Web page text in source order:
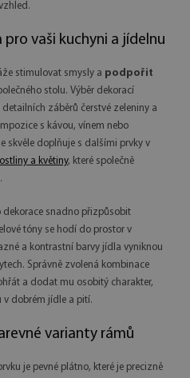
vaši kuchyni a jídelnu
stimulovat smysly a podpořit
stolu. Výběr dekorací
záběrů čerstvé zeleniny a
s kávou, vínem nebo
skvěle doplňuje s dalšími prvky v
a květiny, které společně
dekorace snadno přizpůsobit
tóny se hodí do prostor v
a kontrastní barvy jídla vyniknou
Správně zvolená kombinace
a dodat mu osobitý charakter,
v dobrém jídle a pití.
varianty rámů
je pevné plátno, které je precizně